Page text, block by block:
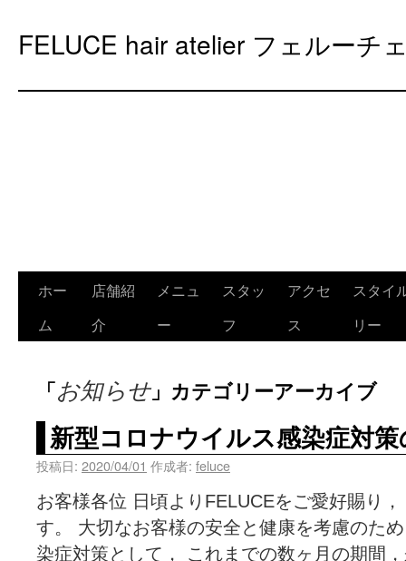
FELUCE hair atelier フェルーチ
ホー
ム
店舗紹
介
メニュ
ー
スタッ
フ
アクセ
ス
スタイ
リー
「お知らせ」カテゴリーアーカイブ
新型コロナウイルス感染症対
投稿日: 2020/04/01 作成者: feluce
お客様各位 日頃よりFELUCEをご愛好賜り
す。 大切なお客様の安全と健康を考慮のた
染症対策として， これまでの数ヶ月の期間